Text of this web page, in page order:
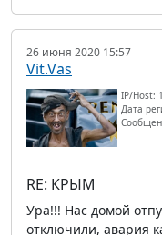
26 июня 2020 15:57
Vit.Vas
IP/Host:
Дата
RE: КРЫМ
Ура!!! Нас домой
отключили, авария